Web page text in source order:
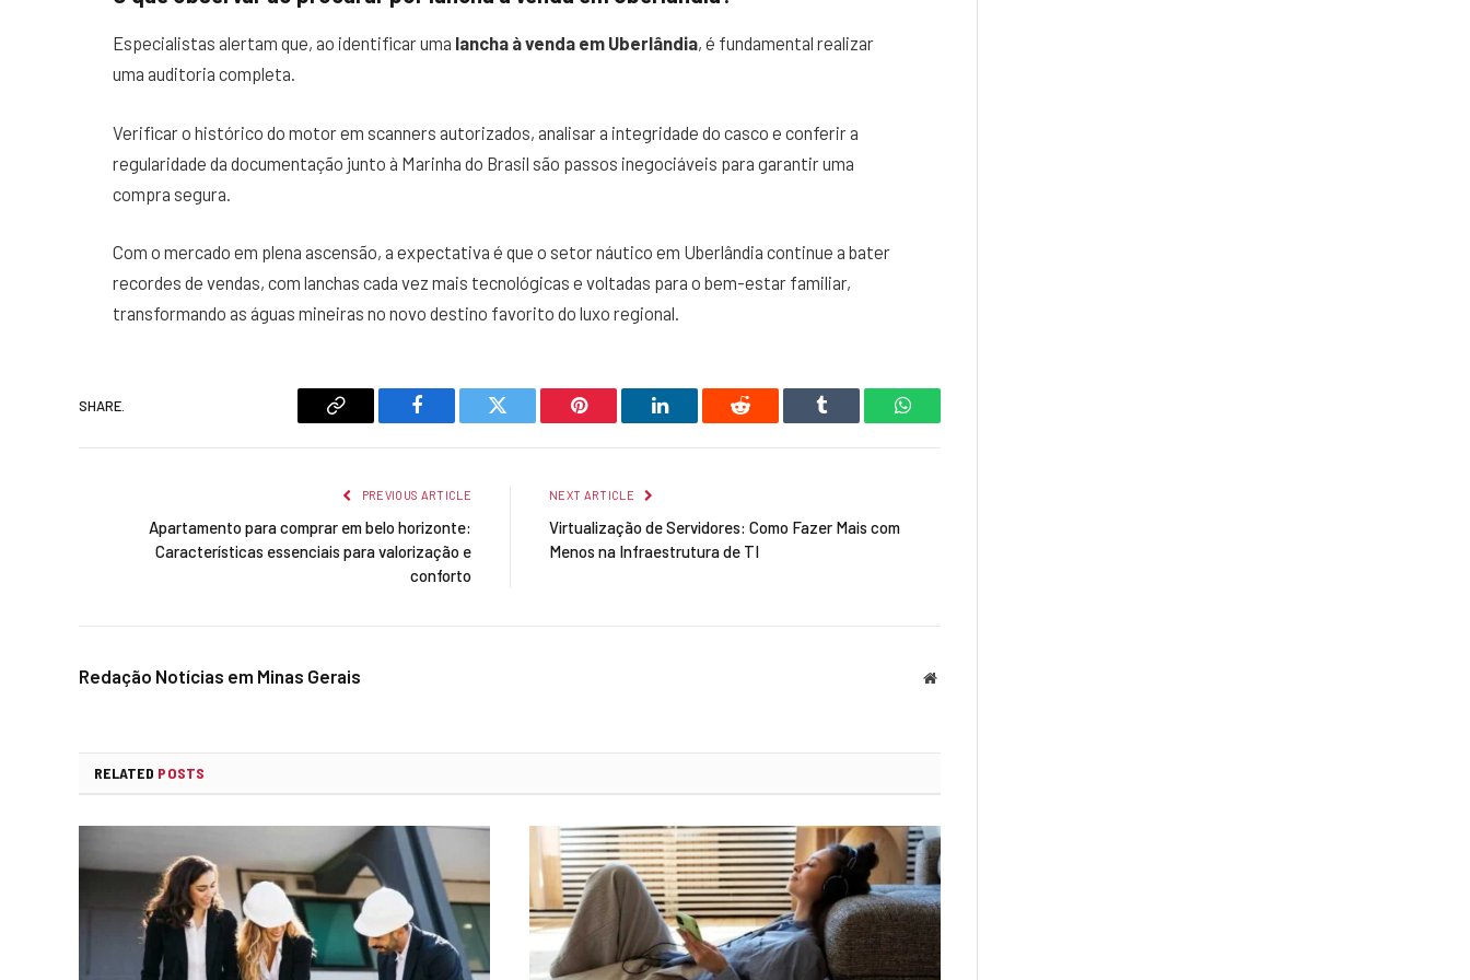
Especialistas alertam que, ao identificar uma lancha à venda em Uberlândia, é fundamental realizar
uma auditoria completa.
Verificar o histórico do motor em scanners autorizados, analisar a integridade do casco e conferir a
regularidade da documentação junto à Marinha do Brasil são passos inegociáveis para garantir uma
compra segura.
Com o mercado em plena ascensão, a expectativa é que o setor náutico em Uberlândia continue a bater
recordes de vendas, com lanchas cada vez mais tecnológicas e voltadas para o bem-estar familiar,
transformando as águas mineiras no novo destino favorito do luxo regional.
SHARE.
Copy
Facebook Twitter Pinterest LinkedIn Reddit Tumblr WhatsApp
PREVIOUS ARTICLE
Apartamento para comprar em belo horizonte:
Características essenciais para valorização e
conforto
NEXT ARTICLE
Virtualização de Servidores: Como Fazer Mais com
Menos na Infraestrutura de TI
Redação Notícias em Minas Gerais Website
RELATED POSTS